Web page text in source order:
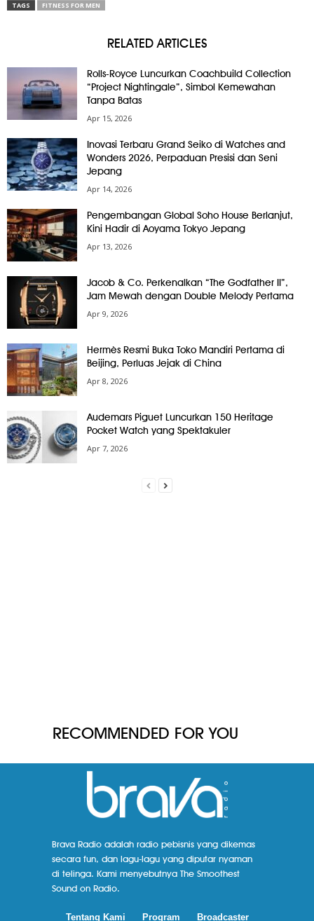
TAGS FITNESS FOR MEN
RELATED ARTICLES
Rolls-Royce Luncurkan Coachbuild Collection
“Project Nightingale”, Simbol Kemewahan
Tanpa Batas
Apr 15, 2026
Inovasi Terbaru Grand Seiko di Watches and
Wonders 2026, Perpaduan Presisi dan Seni
Jepang
Apr 14, 2026
Pengembangan Global Soho House Berlanjut,
Kini Hadir di Aoyama Tokyo Jepang
Apr 13, 2026
Jacob & Co. Perkenalkan “The Godfather II”,
Jam Mewah dengan Double Melody Pertama
Apr 9, 2026
Hermès Resmi Buka Toko Mandiri Pertama di
Beijing, Perluas Jejak di China
Apr 8, 2026
Audemars Piguet Luncurkan 150 Heritage
Pocket Watch yang Spektakuler
Apr 7, 2026
RECOMMENDED FOR YOU
Brava Radio adalah radio pebisnis yang dikemas
secara fun, dan lagu-lagu yang diputar nyaman
di telinga. Kami menyebutnya The Smoothest
Sound on Radio.
Tentang Kami Program Broadcaster